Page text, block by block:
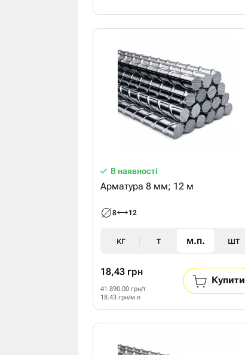
В наявності
Арматура 8 мм; 12 м
8 12
кг т м.п. шт
18,43 грн
41 890.00 грн/т
18.43 грн/м.п
Купити